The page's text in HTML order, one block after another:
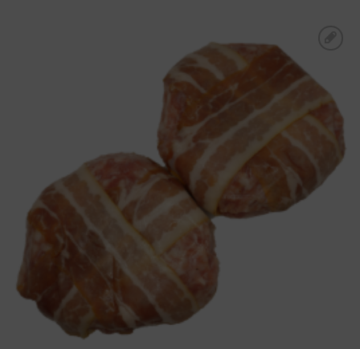
Toevoegen aan
boodschappenlijst